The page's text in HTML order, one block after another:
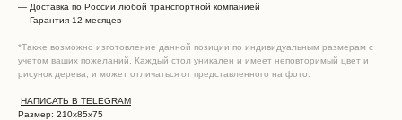
— Доставка по России любой транспортной компанией
— Гарантия 12 месяцев
*Также возможно изготовление данной позиции по индивидуальным размерам с
учетом ваших пожеланий. Каждый стол уникален и имеет неповторимый цвет и
рисунок дерева, и может отличаться от представленного на фото.
НАПИСАТЬ В TELEGRAM
Размер: 210х85х75